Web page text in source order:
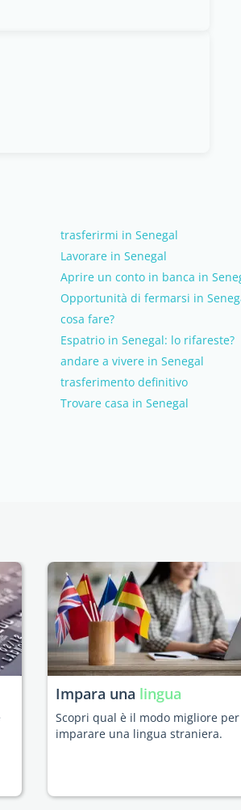
trasferirmi in Senegal
Lavorare in Senegal
Aprire un conto in banca in
Opportunità di fermarsi in
cosa fare?
Espatrio in Senegal: lo rifareste?
andare a vivere in Senegal
trasferimento definitivo
Trovare casa in Senegal
Impara una lingua
Scopri qual è il modo migliore per
imparare una lingua straniera.